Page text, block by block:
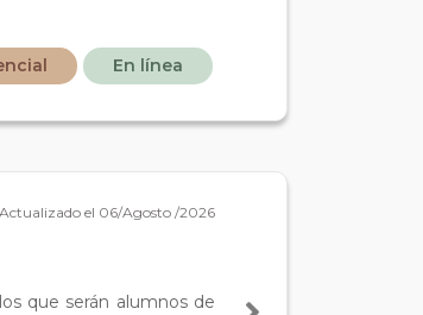
En línea
Actualizado el 06/Agosto /2026
que serán alumnos de